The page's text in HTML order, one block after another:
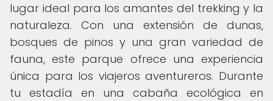
lugar ideal para los amantes del trekking y la
naturaleza. Con una extensión de dunas,
bosques de pinos y una gran variedad de
fauna, este parque ofrece una experiencia
única para los viajeros aventureros. Durante
tu estadía en una cabaña ecológica en